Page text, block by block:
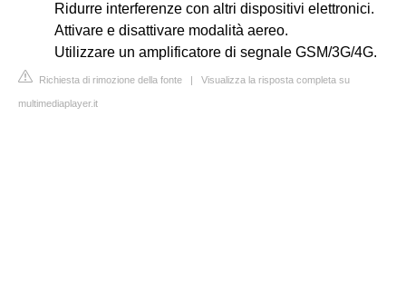
Ridurre interferenze con altri dispositivi elettronici.
Attivare e disattivare modalità aereo.
Utilizzare un amplificatore di segnale GSM/3G/4G.
Richiesta di rimozione della fonte | Visualizza la risposta completa su
multimediaplayer.it